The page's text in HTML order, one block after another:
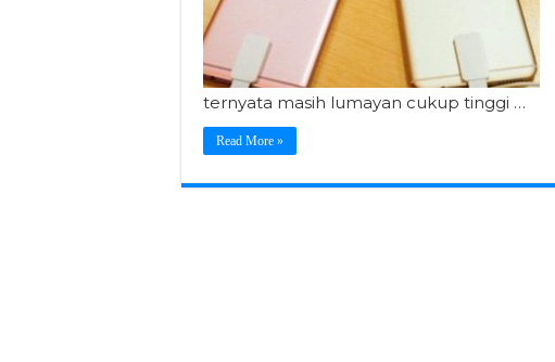
ternyata masih lumayan cukup tinggi …
Read More »